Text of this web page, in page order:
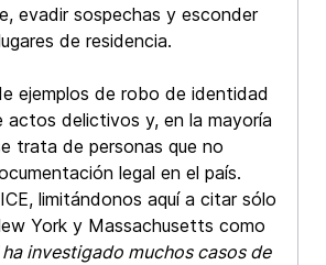
evadir sospechas y esconder
de residencia.
ejemplos de robo de identidad
actos delictivos y, en la mayoría
trata de personas que no
legal en el país.
limitándonos aquí a citar sólo
York y Massachusetts como
ha investigado muchos casos de